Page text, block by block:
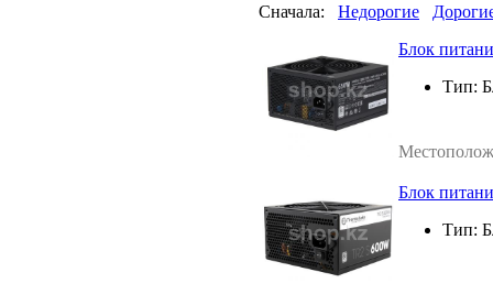
Сначала: Недорогие
Блок
Тип:
Блок
Тип: